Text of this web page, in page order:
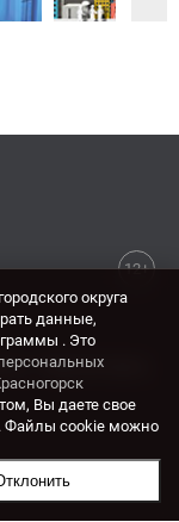
12+
г. Красногорск,
округа
данные,
. Это
Вы даете свое
Файлы cookie можно